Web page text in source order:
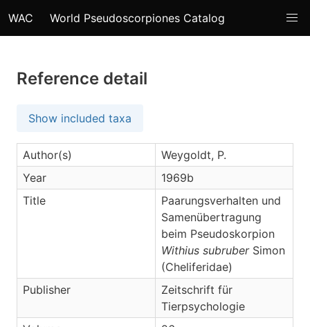
WAC World Pseudoscorpiones Catalog
Reference detail
Show included taxa
Author(s)
Weygoldt, P.
Year
1969b
Title
Paarungsverhalten und
Samenübertragung
beim Pseudoskorpion
Withius subruberSimon
(Cheliferidae)
Publisher
Zeitschrift für
Tierpsychologie